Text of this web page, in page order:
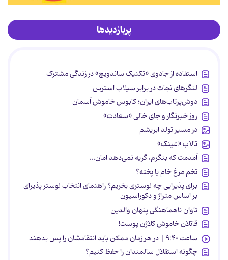
پربازدیدها
استفاده از جادوی «تکنیک ساندویچ» در زندگی مشترک
لنگرهای نجات در برابر سیلاب استرس
دوش‌پرتاب‌های ایران؛ کابوس خاموش آسمان
روز خبرنگار و جای خالی «سعادت»
در مسیر تولد ابریشم
تالاب «عینک»
آمدمت که بنگرم، گریه نمی‌دهد امان...
تخم مرغ خام یا پخته؟
برای پذیرایی چه لوستری بخریم؟ راهنمای انتخاب لوستر پذیرای
بر اساس متراژ و دکوراسیون
تاوان ناهماهنگی پنهان والدین
قاتلان خاموش کلاژن پوست!
ساعت ۹:۴۰ | در هر زمان ممکن باید انتقامشان را پس بدهند
چگونه استقلال سالمندان را حفظ کنیم؟